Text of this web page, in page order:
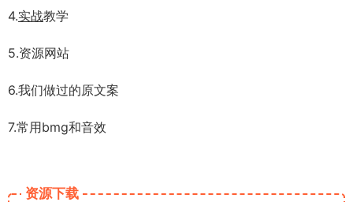
4.实战教学
5.资源网站
6.我们做过的原文案
7.常用bmg和音效
资源下载